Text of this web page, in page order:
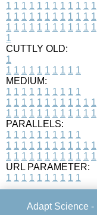
1 1 1 1 1 1 1 1 1 1 1 1
1 1 1 1 1 1 1 1 1 1 1 1
1 1 1 1 1 1 1 1 1 1 1 1
1
CUTTLY OLD:
1
1 1 1 1 1 1 1 1 1 1
MEDIUM:
1 1 1 1 1 1 1 1 1 1
1 1 1 1 1 1 1 1 1 1 1 1
1 1 1 1 1 1 1 1 1 1 1 1
PARALLELS:
1 1 1 1 1 1 1 1 1 1
1 1 1 1 1 1 1 1 1 1 1 1
1 1 1 1 1 1 1 1 1 1 1 1
URL PARAMETER:
1 1 1 1 1 1 1 1 1 1
Adapt Science -